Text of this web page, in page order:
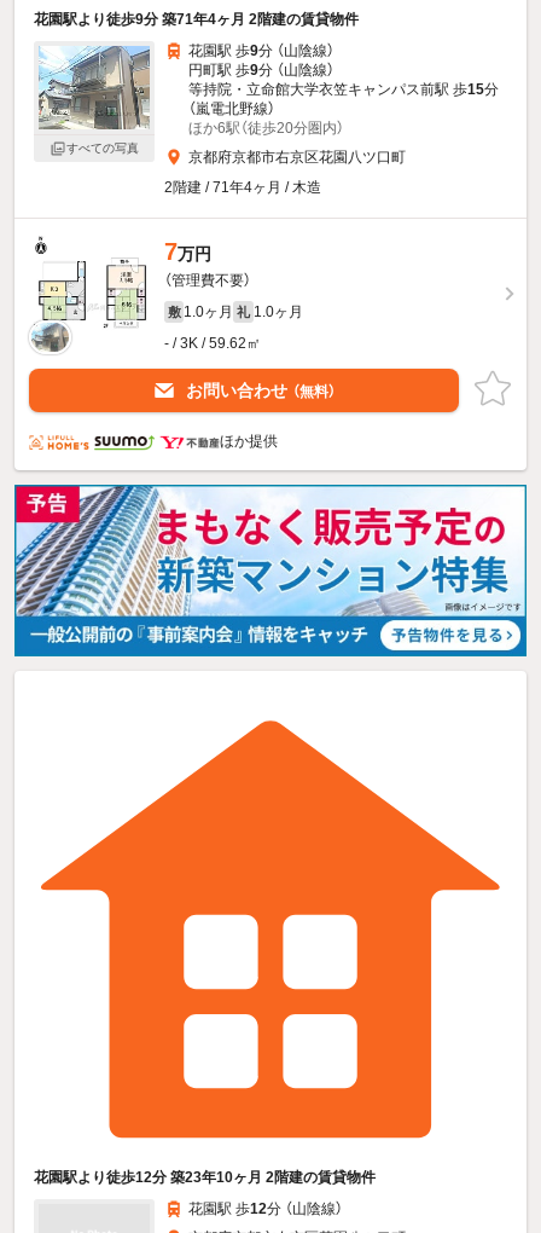
花園駅より徒歩9分 築71年4ヶ月 2階建の賃貸物件
すべての写真
花園駅 歩9分 （山陰線）
円町駅 歩9分 （山陰線）
等持院・立命館大学衣笠キャンパス前駅 歩15分
（嵐電北野線）
ほか6駅（徒歩20分圏内）
京都府京都市右京区花園八ツ口町
2階建 / 71年4ヶ月 / 木造
7万円
（管理費不要）
敷 1.0ヶ月 礼 1.0ヶ月
- / 3K / 59.62㎡
お問い合わせ （無料）
ほか提供
花園駅より徒歩12分 築23年10ヶ月 2階建の賃貸物件
花園駅 歩12分 （山陰線）